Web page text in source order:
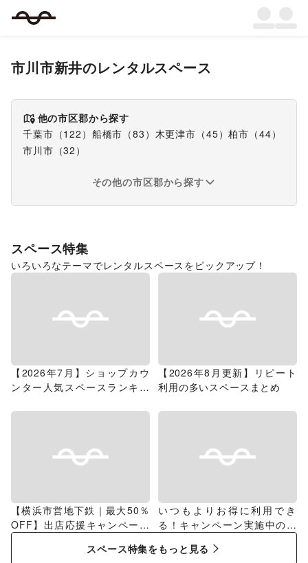
市川市新井のレンタルスペース
他の市区郡から探す
千葉市 （122 ） 船橋市 （83 ） 木更津市 （45）柏市 （44）
市川市 （32 ）
その他の市区郡から探す
スペース特集
いろいろなテーマでレンタルスペースをピックアップ！
【2026年7月】ショップカウ
ンター人気スペースランキン
【2026年8月更新】リピート
利用の多いスペースまとめ
【横浜市営地下鉄｜最大50％
OFF】出店応援キャンペーン
特集
いつもよりお得に利用でき
る！キャンペーン実施中のス
スペース特集をもっと見る